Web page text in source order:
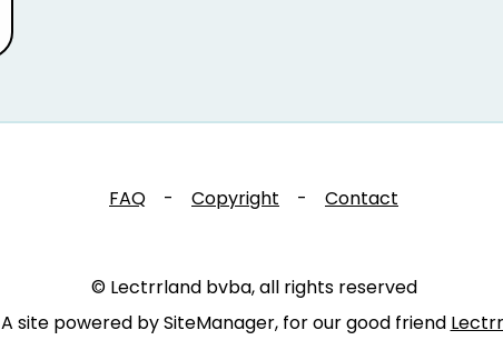
FAQ - Copyright - Contact
© Lectrrland bvba, all rights reserved
A site powered by SiteManager, for our good friend Lectrr